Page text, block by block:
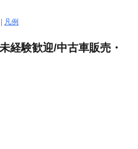
凡例
経験歓迎/中古車販売・